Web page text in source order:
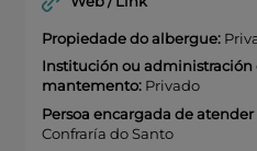
Propiedade do albergue:
Institución ou administración
mantemento:Privado
Persoa encargada de
Confraría do Santo